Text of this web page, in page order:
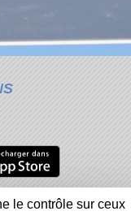
cookies
inapproprié
le contrôle sur ceux